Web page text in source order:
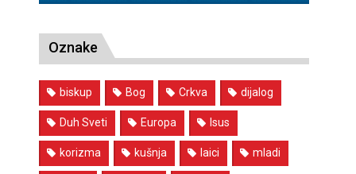
Oznake
biskup Bog Crkva dijalog
Duh Sveti Europa Isus
korizma kušnja laici mladi